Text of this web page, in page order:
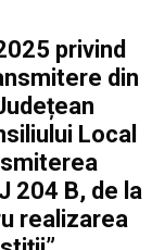
privind
din
Local
204 B, de la
realizarea